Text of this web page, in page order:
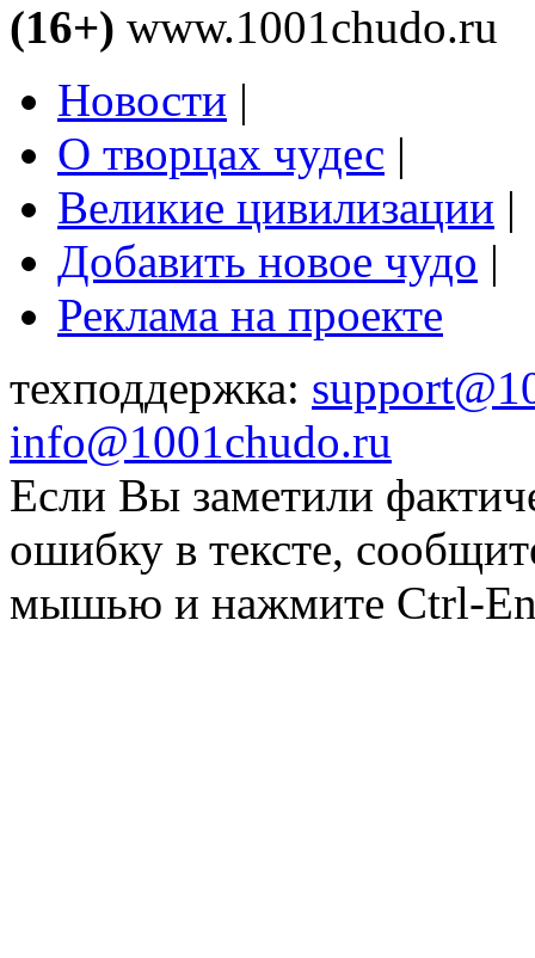
(16+) www.1001chudo.ru
Новости |
О творцах чудес |
Великие цивилизации |
Добавить новое чудо |
Реклама на проекте
техподдержка:
info@1001chudo.ru
Если Вы заметили
ошибку в тексте,
мышью и нажмите Ctrl-